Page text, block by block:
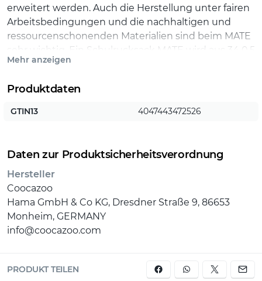
erweitert werden. Auch die Herstellung unter fairen
Arbeitsbedingungen und die nachhaltigen und
ressourcenschonenden Materialien sind beim MATE
sehr wichtig. Ein Schulrucksack MATE wird aus 34 0,5
Liter PET-Flaschen hergestellt. Auf alle MATE
Mehr anzeigen
Produktdaten
GTIN13 4047443472526
Daten zur Produktsicherheitsverordnung
Hersteller
Coocazoo
Hama GmbH & Co KG, Dresdner Straße 9, 86653
Monheim, GERMANY
info@coocazoo.com
PRODUKT TEILEN